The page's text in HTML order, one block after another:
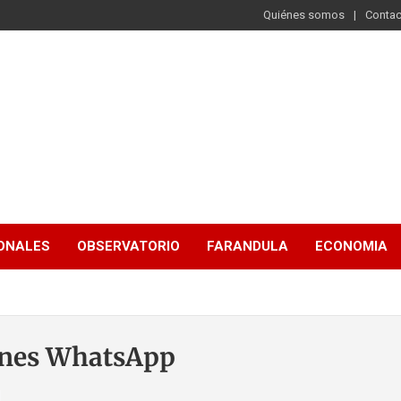
Quiénes somos
OBSERVATORIO FARANDULA ECONOMIA
WhatsApp